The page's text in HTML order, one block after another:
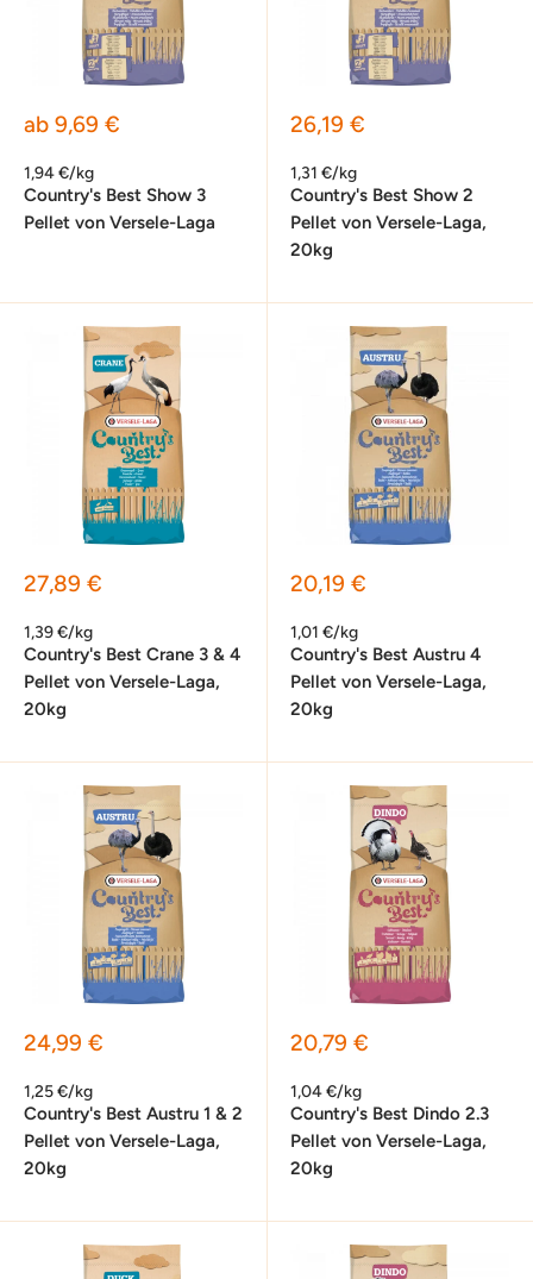
Sonderpreis
ab 9,69 €
1,94 €/kg
Country's Best Show 3
Pellet von Versele-Laga
Sonderpreis
26,19 €
1,31 €/kg
Country's Best Show 2
Pellet von Versele-Laga,
20kg
Sonderpreis
27,89 €
1,39 €/kg
Country's Best Crane 3 & 4
Pellet von Versele-Laga,
20kg
Sonderpreis
20,19 €
1,01 €/kg
Country's Best Austru 4
Pellet von Versele-Laga,
20kg
Sonderpreis
24,99 €
1,25 €/kg
Country's Best Austru 1 & 2
Pellet von Versele-Laga,
20kg
Sonderpreis
20,79 €
1,04 €/kg
Country's Best Dindo 2.3
Pellet von Versele-Laga,
20kg